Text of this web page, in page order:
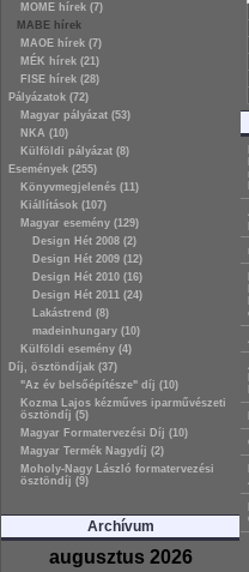
MOME hírek (7)
MABE hírek
MAOE hírek (7)
MÉK hírek (21)
FISE hírek (28)
Pályázatok (72)
Magyar pályázat (53)
NKA (10)
Külföldi pályázat (8)
Események (255)
Könyvmegjelenés (11)
Kiállítások (107)
Magyar esemény (129)
Design Hét 2008 (2)
Design Hét 2009 (12)
Design Hét 2010 (16)
Design Hét 2011 (24)
Lakástrend (8)
madeinhungary (10)
Külföldi esemény (4)
Díj, ösztöndíjak (37)
"Az év belsőépítésze" díj (10)
Kozma Lajos kézműves iparművészeti
ösztöndíj (5)
Magyar Formatervezési Díj (10)
Magyar Termék Nagydíj (2)
Moholy-Nagy László formatervezési
ösztöndíj (9)
Archívum
augusztus 2026